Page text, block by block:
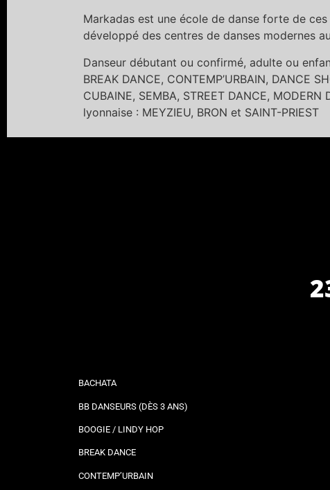
Markadas est une école de danse forte de
développé des centres de danses modernes
Danseur débutant ou confirmé, adulte ou
BREAK DANCE, CONTEMP’URBAIN, DANCE
CUBAINE, SEMBA, STREET DANCE,
lyonnaise : MEYZIEU, BRON et SAINT-PRIEST
BACHATA
BB DANSEURS (DÈS 3 ANS)
BOOGIE / LINDY HOP
BREAK DANCE
CONTEMP’URBAIN